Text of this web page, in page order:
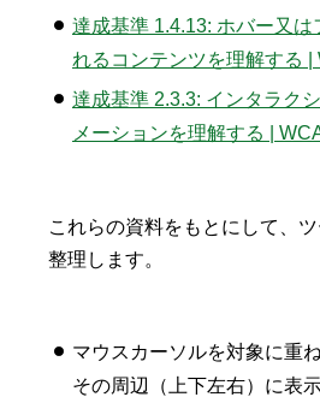
達成基準 1.4.13: ホバー又は
れるコンテンツを理解する |
達成基準 2.3.3: インタラク
メーションを理解する |
これらの資料をもとにして、
整理します。
マウスカーソルを対象に重
その周辺（上下左右）に表